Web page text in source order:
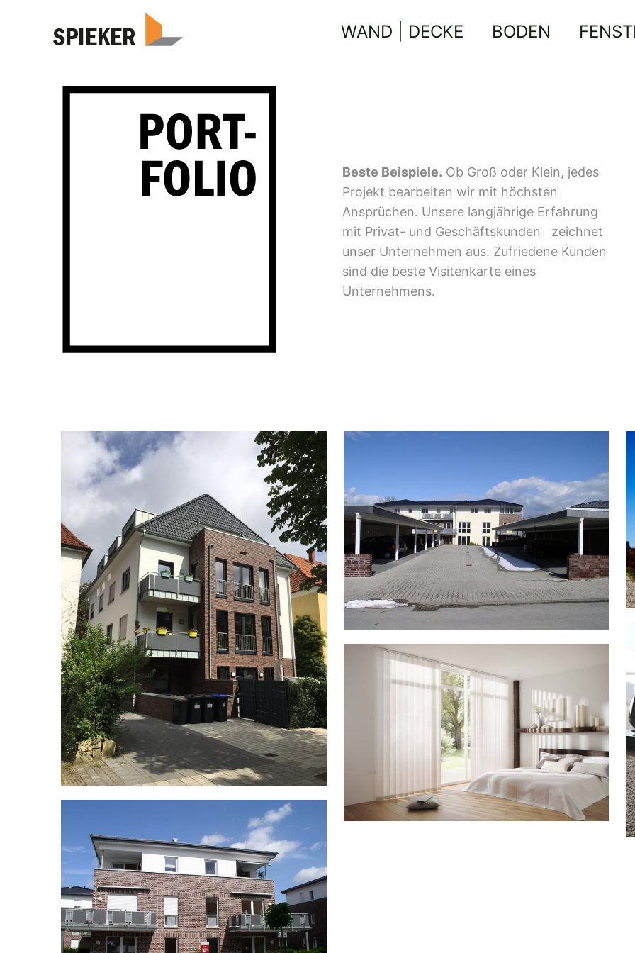
WAND | DECKE BODEN
Beste Beispiele. Ob Groß oder Klein, jedes
Projekt bearbeiten wir mit höchsten
Ansprüchen. Unsere langjährige Erfahrung
mit Privat- und Geschäftskunden zeichnet
unser Unternehmen aus. Zufriedene Kunden
sind die beste Visitenkarte eines
Unternehmens.
Mehrfamilienhaus
in Münster
(9 WE)
Wohnen an
der
Altenberger
Mühle
(24WE)
6-
Familienhaus
in
Sendenhorst